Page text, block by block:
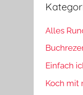
Alles
Einfach
Koch mit